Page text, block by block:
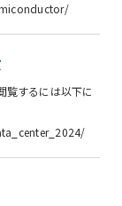
社選定に際して、
の現場管理に不安
仕様を明示し、引
覧するには以下に